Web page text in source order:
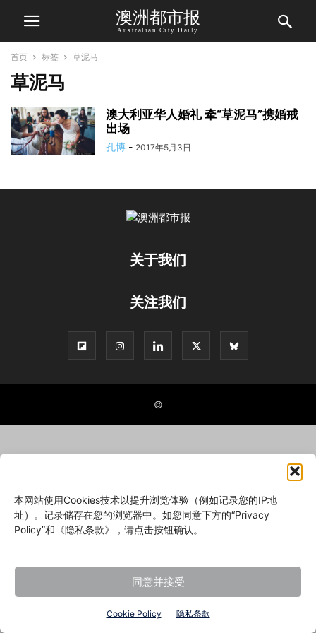
本网站使用Cookies技术以提升浏览体验（例如记录您的IP地
址）。记录储存在您的浏览器中。如您同意下方的“Privacy
Policy”和《隐私条款》，请点击按钮确认。
同意并接受
Cookie Policy 隐私条款
澳洲都市报
Australian City Daily
首页 标签 草泥马
草泥马
澳大利亚华人婚礼 牵“草泥马”携婚戒
出场
孔博 - 2017年5月3日
关于我们
关注我们
©